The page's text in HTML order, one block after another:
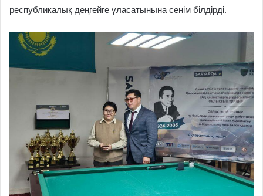
республикалық деңгейге ұласатынына сенім білдірді.